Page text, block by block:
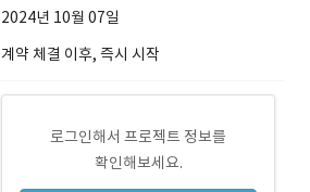
2024년 10월 07일
계약 체결 이후, 즉시 시작
로그인해서 프로젝트 정보를
확인해보세요.